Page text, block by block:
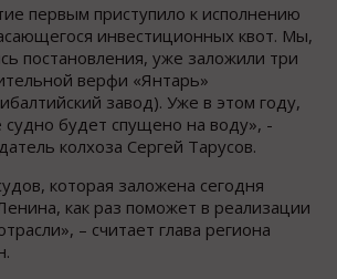
первым приступило к исполнению
инвестиционных квот. Мы,
постановления, уже заложили три
верфи «Янтарь»
завод). Уже в этом году,
судно будет спущено на воду», -
колхоза Сергей Тарусов.
которая заложена сегодня
как раз поможет в реализации
– считает глава региона